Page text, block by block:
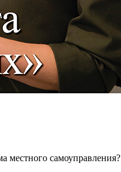
местного самоуправления?